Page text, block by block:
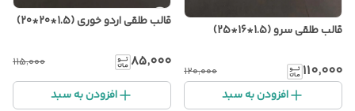
قالب طلقی سرو (1.5*16*25)
۱۱۰٬۰۰۰ ۱۲۰٬۰۰۰
افزودن به سبد
قالب طلقی اردو خوری (1.5*20*20)
۸۵٬۰۰۰ ۱۱۵٬۰۰۰
افزودن به سبد